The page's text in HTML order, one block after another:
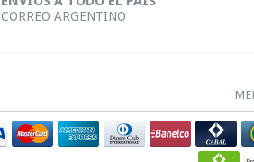
CORREO ARGENTINO